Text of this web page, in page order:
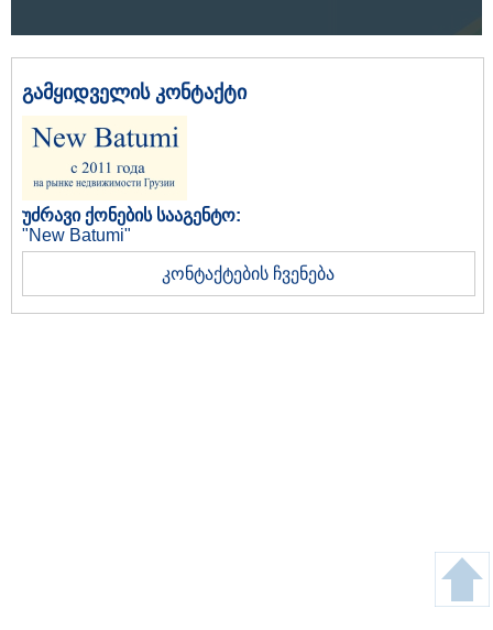
გამყიდველის კონტაქტი
უძრავი ქონების სააგენტო:
"New Batumi"
კონტაქტების ჩვენება